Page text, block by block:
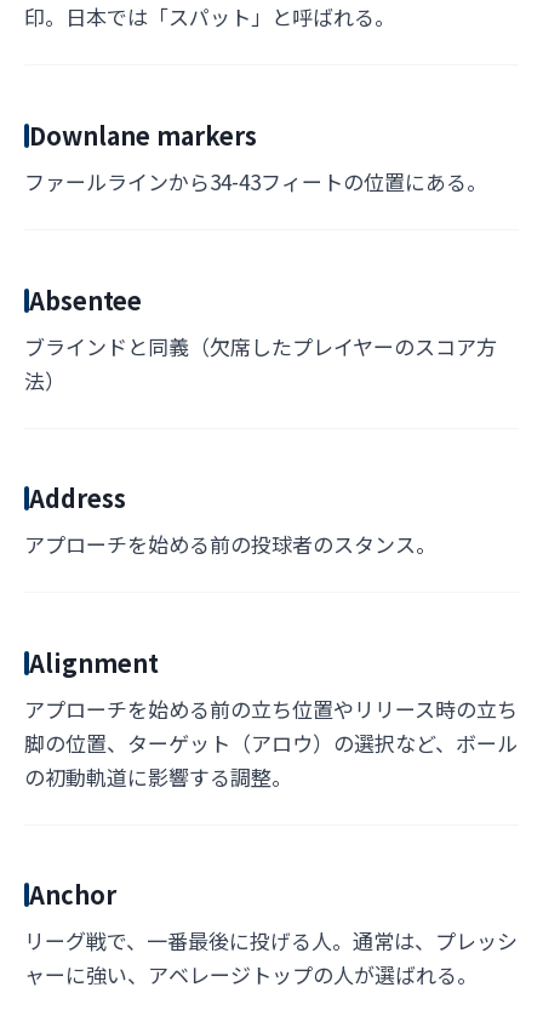
印。日本では「スパット」と呼ばれる。
Downlane markers
ファールラインから34-43フィートの位置にある。
Absentee
ブラインドと同義（欠席したプレイヤーのスコア方
法）
Address
アプローチを始める前の投球者のスタンス。
Alignment
アプローチを始める前の立ち位置やリリース時の立ち
脚の位置、ターゲット（アロウ）の選択など、ボール
の初動軌道に影響する調整。
Anchor
リーグ戦で、一番最後に投げる人。通常は、プレッシ
ャーに強い、アベレージトップの人が選ばれる。